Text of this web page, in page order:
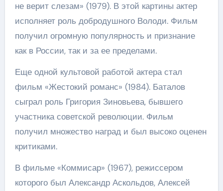
не верит слезам» (1979). В этой картины актер
исполняет роль добродушного Володи. Фильм
получил огромную популярность и признание
как в России, так и за ее пределами.
Еще одной культовой работой актера стал
фильм «Жестокий романс» (1984). Баталов
сыграл роль Григория Зиновьева, бывшего
участника советской революции. Фильм
получил множество наград и был высоко оценен
критиками.
В фильме «Коммисар» (1967), режиссером
которого был Александр Аскольдов, Алексей